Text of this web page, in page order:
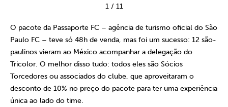
1/ 11
O pacote da Passaporte FC – agência de turismo oficial do São
Paulo FC – teve só 48h de venda, mas foi um sucesso: 12 são-
paulinos vieram ao México acompanhar a delegação do
Tricolor. O melhor disso tudo: todos eles são Sócios
Torcedores ou associados do clube, que aproveitaram o
desconto de 10% no preço do pacote para ter uma experiência
única ao lado do time.